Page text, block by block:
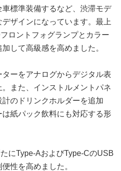
標準装備するなど、渋滞モデ
ザインになっています。最上
ロントフォグランプとカラー
して高級感を高めました。
ーをアナログからデジタル表
また、インストルメントパネ
のドリンクホルダーを追加
紙パック飲料にも対応する形
にType-AおよびType-CのUSB
性を高めました。